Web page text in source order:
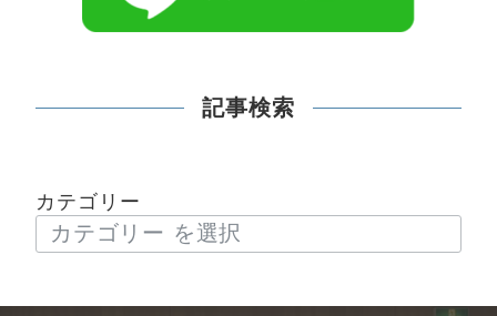
記事検索
カテゴリー